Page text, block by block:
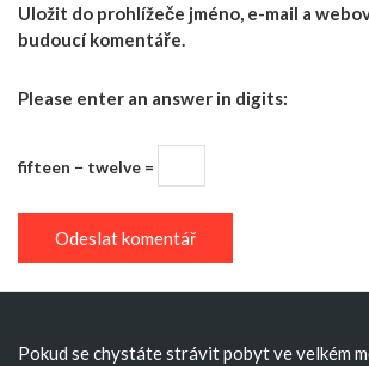
Uložit do prohlížeče jméno, e-mail a
budoucí komentáře.
Please enter an answer in digits:
fifteen − twelve =
Pokud se chystáte strávit pobyt ve velkém